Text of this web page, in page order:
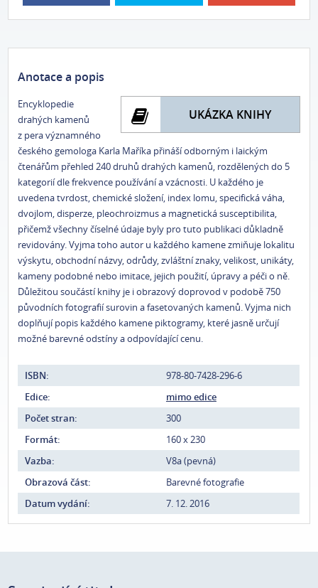
Anotace a popis
UKÁZKA KNIHY
Encyklopedie
drahých kamenů
z pera významného
českého gemologa Karla Maříka přináší odborným i laickým
čtenářům přehled 240 druhů drahých kamenů, rozdělených do 5
kategorií dle frekvence používání a vzácnosti. U každého je
uvedena tvrdost, chemické složení, index lomu, specifická váha,
dvojlom, disperze, pleochroizmus a magnetická susceptibilita,
přičemž všechny číselné údaje byly pro tuto publikaci důkladně
revidovány. Vyjma toho autor u každého kamene zmiňuje lokalitu
výskytu, obchodní názvy, odrůdy, zvláštní znaky, velikost, unikáty,
kameny podobné nebo imitace, jejich použití, úpravy a péči o ně.
Důležitou součástí knihy je i obrazový doprovod v podobě 750
původních fotografií surovin a fasetovaných kamenů. Vyjma nich
doplňují popis každého kamene piktogramy, které jasně určují
možné barevné odstíny a odpovídající cenu.
ISBN:
978-80-7428-296-6
Edice:
mimo edice
Počet stran:
300
Formát:
160 x 230
Vazba:
V8a (pevná)
Obrazová část:
Barevné fotografie
Datum vydání:
7. 12. 2016